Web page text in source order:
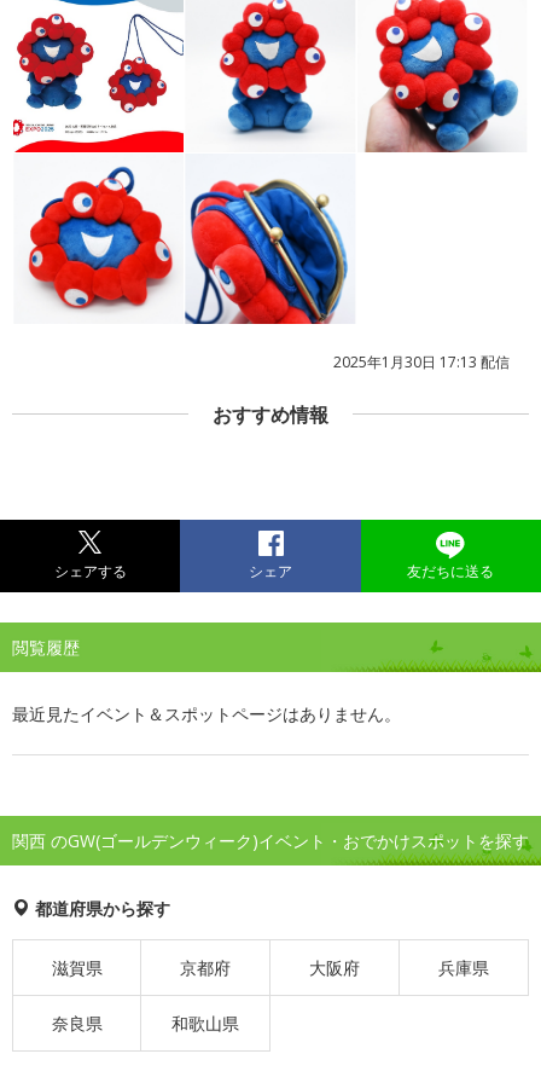
2025年1月30日 17:13 配信
おすすめ情報
シェアする シェア 友だちに送る
閲覧履歴
最近見たイベント＆スポットページはありません。
関西 のGW(ゴールデンウィーク)イベント・おでかけスポットを探す
都道府県から探す
滋賀県 京都府 大阪府 兵庫県
奈良県 和歌山県